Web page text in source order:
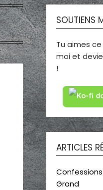
SOUTIENS
Tu aimes
moi et
!
ARTICLES
Confessions
Grand